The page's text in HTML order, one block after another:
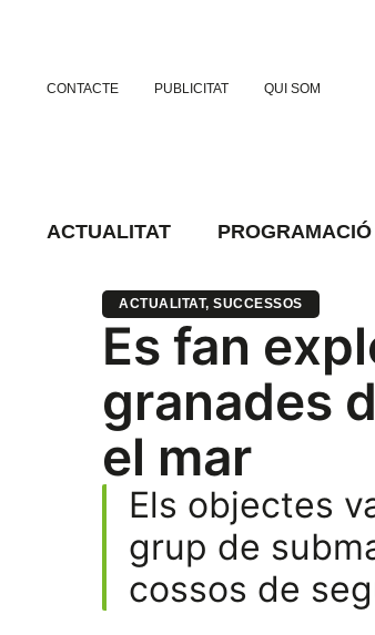
CONTACTE PUBLICITAT QUI SOM
ACTUALITAT PROGRAMACIÓ
ACTUALITAT, SUCCESSOS
Es fan
granades
el mar
Els objectes
grup de
cossos de